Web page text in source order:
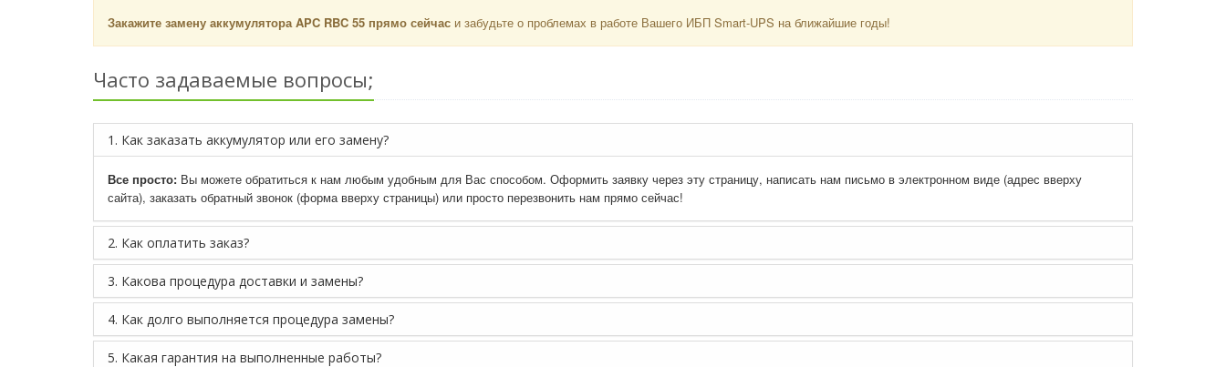
Закажите замену аккумулятора APC RBC 55 прямо сейчас и забудьте о проблемах в работе Вашего ИБП Smart-UPS на ближайшие годы!
Часто задаваемые вопросы;
1. Как заказать аккумулятор или его замену?
Все просто: Вы можете обратиться к нам любым удобным для Вас способом. Оформить заявку через эту страницу, написать нам письмо в электронном виде (адрес вверху
сайта), заказать обратный звонок (форма вверху страницы) или просто перезвонить нам прямо сейчас!
2. Как оплатить заказ?
3. Какова процедура доставки и замены?
4. Как долго выполняется процедура замены?
5. Какая гарантия на выполненные работы?